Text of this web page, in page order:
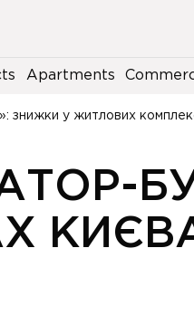
Apartments
знижки у житлових